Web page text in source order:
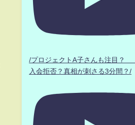
/プロジェクトA子さんも注目
入会拒否？真相が刺さる3分間？/